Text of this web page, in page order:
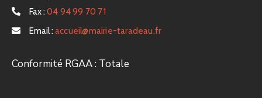
Fax : 04 94 99 70 71
Email : accueil@mairie-taradeau.fr
Conformité RGAA : Totale